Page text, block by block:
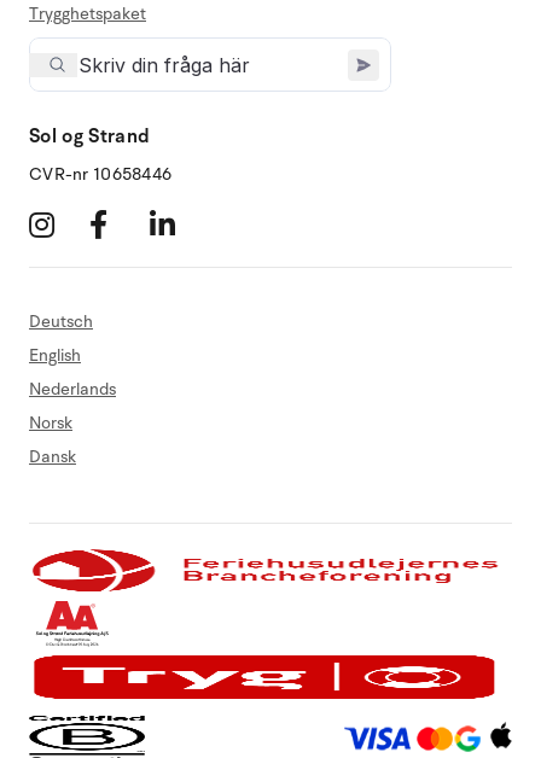
Trygghetspaket
Sol og Strand
CVR-nr 10658446
Deutsch
English
Nederlands
Norsk
Dansk